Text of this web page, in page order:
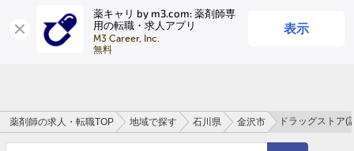
薬キャリ by m3.com: 薬剤師専
用の転職・求人アプリ
M3 Career, Inc.
無料
表示
ログイン
薬剤師の求人・転職TOP 地域で探す 石川県 金沢市 ドラッグストア(